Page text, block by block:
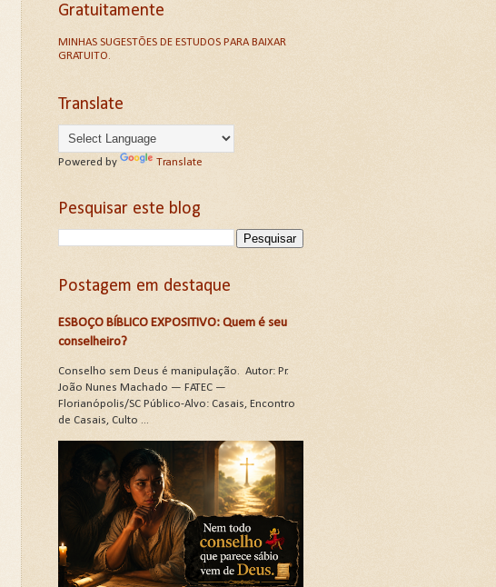
Gratuitamente
MINHAS SUGESTÕES DE ESTUDOS PARA BAIXAR
GRATUITO.
Translate
Powered by Translate
Pesquisar este blog
Postagem em destaque
ESBOÇO BÍBLICO EXPOSITIVO: Quem é seu
conselheiro?
Conselho sem Deus é manipulação. Autor: Pr.
João Nunes Machado — FATEC —
Florianópolis/SC Público-Alvo: Casais, Encontro
de Casais, Culto ...